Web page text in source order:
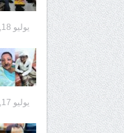
يوليو 18, 2026
يوليو 17, 2026